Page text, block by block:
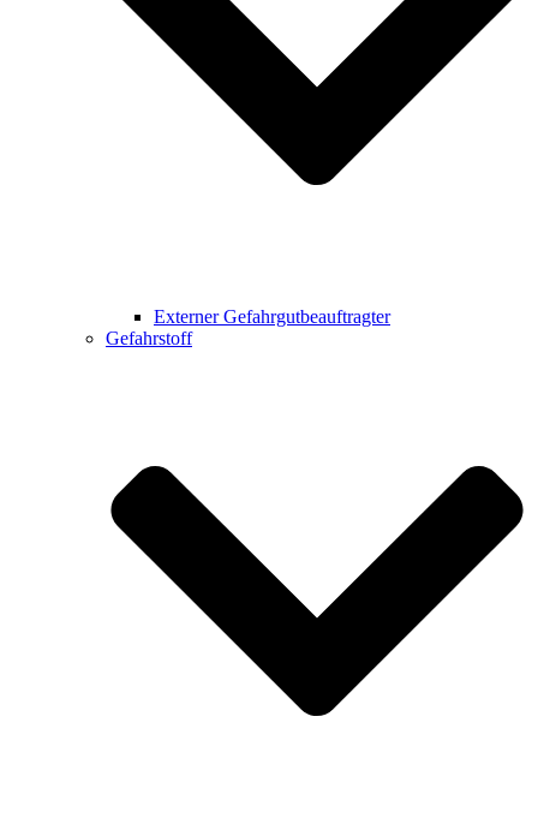
Externer Gefahrgutbeauftragter
Gefahrstoff